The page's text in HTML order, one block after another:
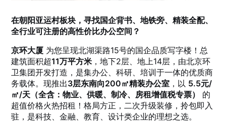
在朝阳亚运村板块，寻找国企背书、地铁旁、精装全配、
全行业可注册的高性价比办公空间？
京环大厦 为您呈现北湖渠路15号的国企品质写字楼！总
建筑面积超11万平方米 ，地下2层、地上14层，由北京环
卫集团开发打造，是集办公、科研、培训于一体的优质商
务载体。现推出3层东南向200㎡精装办公室 ，以 5.5元/
㎡/天（全含：物业、供暖、制冷、房租增值税专票）
的
超值价格火热招租！格局方正，二次升级装修，拎包即入
驻，是科技、金融、教育、设计类企业的理想之选。